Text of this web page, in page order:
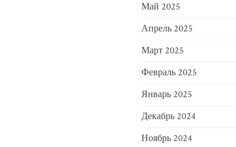
Май 2025
Апрель 2025
Март 2025
Февраль 2025
Январь 2025
Декабрь 2024
Ноябрь 2024